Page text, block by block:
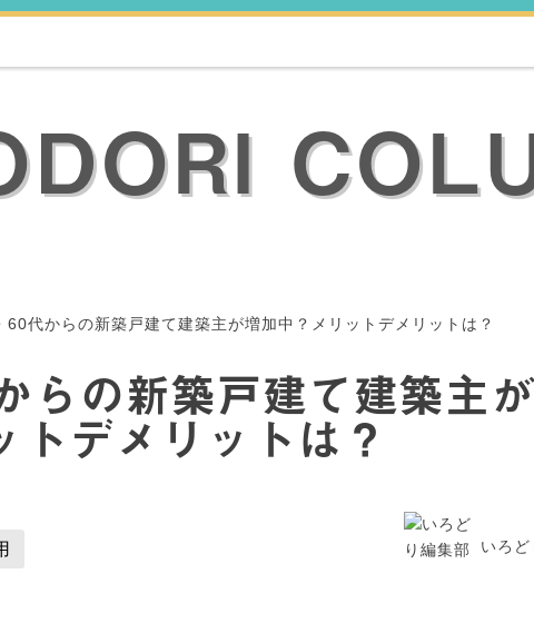
60代からの新築戸建て建築主が増加中？メリットデメリットは？
らの新築戸建て建築主
デメリットは？
いろ